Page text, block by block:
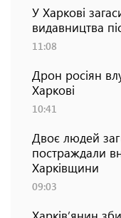
У Харкові
видавництва
11:08
Дрон росіян
Харкові
10:41
Двоє людей
постраждали
Харківщини
09:03